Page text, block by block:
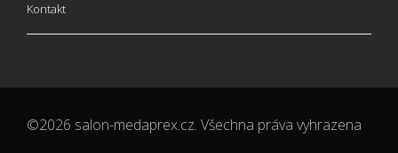
Kontakt
©2026 salon-medaprex.cz. Všechna práva vyhrazena